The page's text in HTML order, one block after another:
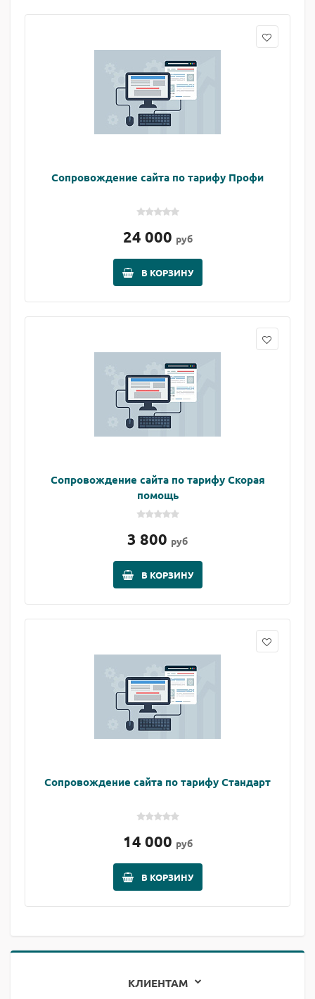
Сопровождение сайта по тарифу Профи
24 000 руб
В КОРЗИНУ
Сопровождение сайта по тарифу Скорая
помощь
3 800 руб
В КОРЗИНУ
Сопровождение сайта по тарифу Стандарт
14 000 руб
В КОРЗИНУ
КЛИЕНТАМ